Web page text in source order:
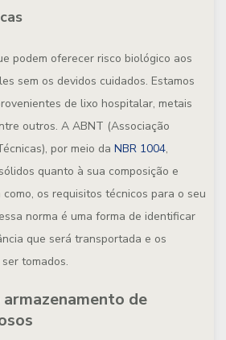
podem oferecer risco biológico aos
sem os devidos cuidados. Estamos
de lixo hospitalar, metais
outros. A ABNT (Associação
por meio da NBR 1004,
quanto à sua composição e
os requisitos técnicos para o seu
norma é uma forma de identificar
que será transportada e os
tomados.
de